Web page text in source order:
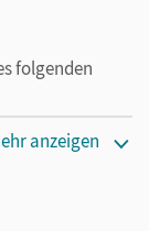
folgenden
anzeigen